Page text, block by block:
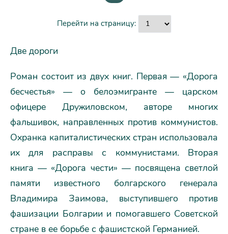
Перейти на страницу:
Две дороги
Роман состоит из двух книг. Первая — «Дорога
бесчестья» — о белоэмигранте — царском
офицере Дружиловском, авторе многих
фальшивок, направленных против коммунистов.
Охранка капиталистических стран использовала
их для расправы с коммунистами. Вторая
книга — «Дорога чести» — посвящена светлой
памяти известного болгарского генерала
Владимира Заимова, выступившего против
фашизации Болгарии и помогавшего Советской
стране в ее борьбе с фашистской Германией.